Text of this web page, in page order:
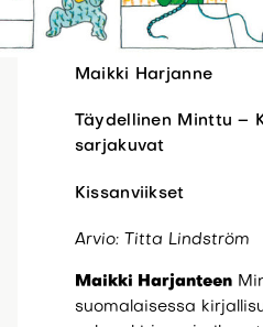
Maikki Harjanne
Täydellinen Minttu –
sarjakuvat
Kissanviikset
Arvio: Titta Lindström
Maikki Harjanteen
suomalaisessa